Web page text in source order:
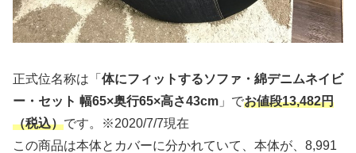
正式位名称は「 体にフィットするソファ・綿デニムネイビ
ー・セット 幅65×奥行65×高さ43cm 」でお値段13,482円
（税込）です。※2020/7/7現在
この商品は本体とカバーに分かれていて、本体が、8,991